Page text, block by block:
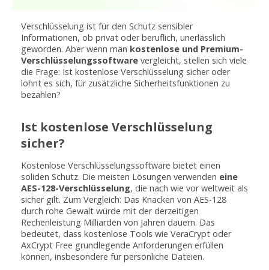
Verschlüsselung ist für den Schutz sensibler
Informationen, ob privat oder beruflich, unerlässlich
geworden. Aber wenn man kostenlose und Premium-
Verschlüsselungssoftware vergleicht, stellen sich viele
die Frage: Ist kostenlose Verschlüsselung sicher oder
lohnt es sich, für zusätzliche Sicherheitsfunktionen zu
bezahlen?
Ist kostenlose Verschlüsselung
sicher?
Kostenlose Verschlüsselungssoftware bietet einen
soliden Schutz. Die meisten Lösungen verwenden eine
AES-128-Verschlüsselung, die nach wie vor weltweit als
sicher gilt. Zum Vergleich: Das Knacken von AES-128
durch rohe Gewalt würde mit der derzeitigen
Rechenleistung Milliarden von Jahren dauern. Das
bedeutet, dass kostenlose Tools wie VeraCrypt oder
AxCrypt Free grundlegende Anforderungen erfüllen
können, insbesondere für persönliche Dateien.